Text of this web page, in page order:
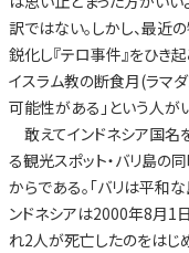
訳ではない。しかし、最近
鋭化し『テロ事件』をひき
イスラム教の断食月(ラマ
可能性がある」という人が
敢えてインドネシア国名
る観光スポット・バリ島
からである。「バリは平和
ンドネシアは2000年8月1
れ2人が死亡したのをはじ